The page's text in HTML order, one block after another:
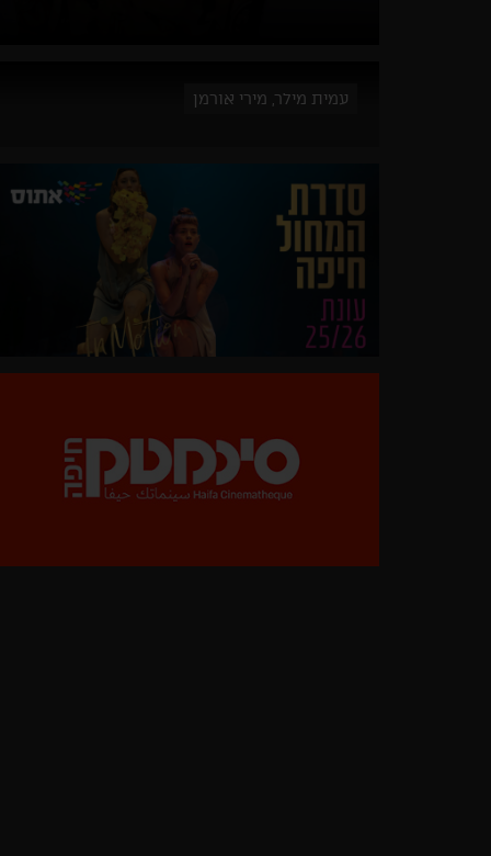
עמית מילר, מירי אורמן